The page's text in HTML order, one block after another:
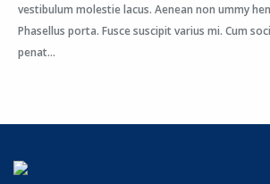
vestibulum molestie lacus. Aenean non ummy
Phasellus porta. Fusce suscipit varius mi. Cum
penat...